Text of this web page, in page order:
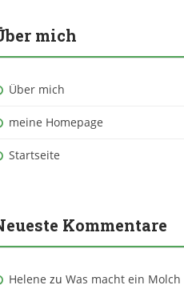
mich
Über mich
meine Homepage
Startseite
Kommentare
Helene zu Was macht ein